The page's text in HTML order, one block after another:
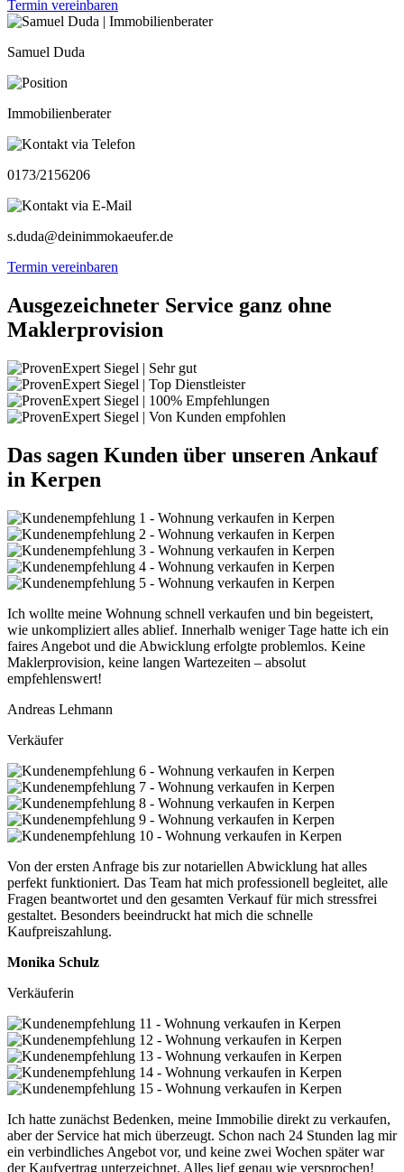
Termin vereinbaren
Samuel Duda
Immobilienberater
0173/2156206
s.duda@deinimmokaeufer.de
Termin vereinbaren
Ausgezeichneter Service ganz ohne
Maklerprovision
Das sagen Kunden über unseren Ankauf
in Kerpen
Ich wollte meine Wohnung schnell verkaufen und bin begeistert,
wie unkompliziert alles ablief. Innerhalb weniger Tage hatte ich ein
faires Angebot und die Abwicklung erfolgte problemlos. Keine
Maklerprovision, keine langen Wartezeiten – absolut
empfehlenswert!
Andreas Lehmann
Verkäufer
Von der ersten Anfrage bis zur notariellen Abwicklung hat alles
perfekt funktioniert. Das Team hat mich professionell begleitet, alle
Fragen beantwortet und den gesamten Verkauf für mich stressfrei
gestaltet. Besonders beeindruckt hat mich die schnelle
Kaufpreiszahlung.
Monika Schulz
Verkäuferin
Ich hatte zunächst Bedenken, meine Immobilie direkt zu verkaufen,
aber der Service hat mich überzeugt. Schon nach 24 Stunden lag mir
ein verbindliches Angebot vor, und keine zwei Wochen später war
der Kaufvertrag unterzeichnet. Alles lief genau wie versprochen!